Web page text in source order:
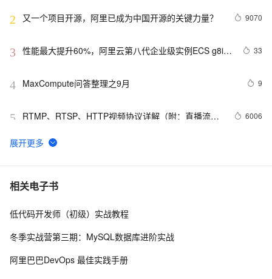
2 又一个项目开源，阿里已成为中国开源的关键力量？ 9070
3 性能最大提升60%，阿里云第八代企业级实例ECS g8i正
33
4 MaxCompute问答整理之9月 9
5
RTMP、RTSP、HTTP视频协议详解（附：直播流地
6006
6
【YOLOv8改进 - 注意力机制】Triplet Attention：轻量有
7 Python PIL远程命令执行漏洞复现(CVE-2017-8291
8 新年快乐 ~
相关电子书
低代码开发师（初级）实战教程
冬季实战营第三期：MySQL数据库进阶实战
阿里巴巴DevOps 最佳实践手册